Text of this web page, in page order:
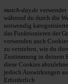
match-day.de verwendet
während du durch die
notwendig
das Funktionieren der
verwenden auch
zu verstehen, wie du
Zustimmung in deinem
diese Cookies
jedoch Auswirkungen
Erforderlich